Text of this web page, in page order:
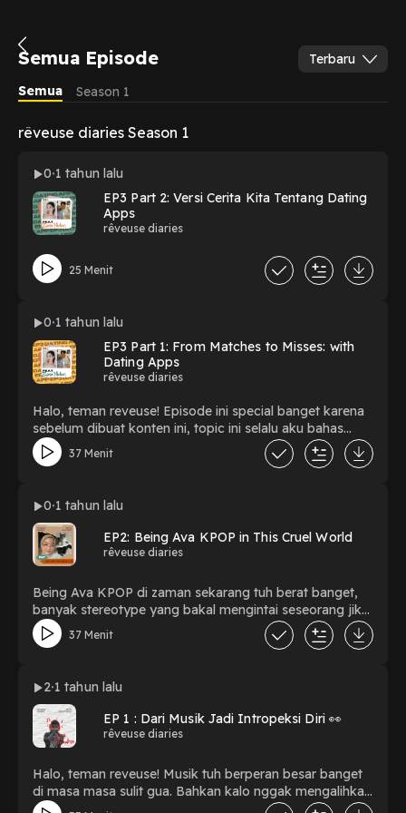
Semua Episode
Terbaru
Semua
Season 1
rêveuse diaries Season 1
0 1 tahun lalu
EP3 Part 2: Versi Cerita Kita Tentang Dating
Apps
rêveuse diaries
25 Menit
0 1 tahun lalu
EP3 Part 1: From Matches to Misses: with
Dating Apps
rêveuse diaries
Halo, teman reveuse! Episode ini special banget karena
sebelum dibuat konten ini, topic ini selalu aku bahas
sama mereka berdua, dan emang daging semua isinya.
Jadi sayang, kalo kita nggak share insight dari
UMKM lokal ini melalui ... Saweria:
https://saweria.co/alienreveuse Business Inquiries:
alienreveuse@gmail.com 📱Social Media🫶🏻 Instagram:
instagram.com/reveusestudio.id/ Twitter:
twitter.com/reveusestudio Tiktok:
https://www.tiktok.com/@dereveusestudio
37 Menit
0 1 tahun lalu
EP2: Being Ava KPOP in This Cruel World
rêveuse diaries
Being Ava KPOP di zaman sekarang tuh berat banget,
banyak stereotype yang bakal mengintai seseorang jika
dia menjadi KPOP fans.Salah satu keresahan Ulpa, di
mana banyak teman-teman Ulpa harus
------✨Dukung UMKM lokal ini melalui ... Saweria:
https://saweria.co/alienreveuse Business Inquiries:
alienreveuse@gmail.com 📱Social Media🫶🏻 Instagram:
instagram.com/reveusestudio.id/ Twitter:
twitter.com/reveusestudio Tiktok:
https://www.tiktok.com/@dereveusestudio #podcast
#diarypodcast #reveusediaries #alienreveuse
37 Menit
2 1 tahun lalu
EP 1 : Dari Musik Jadi Intropeksi Diri 👀
rêveuse diaries
Halo, teman reveuse! Musik tuh berperan besar banget
di masa masa sulit gua. Bahkan kalo nggak mengalihkan
pikiran ke musik, mungkin gua nggak bakal bisa survive